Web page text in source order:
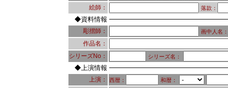
絵師： 落款：
◆資料情報
彫摺師： 画中人名：
作品名：
シリーズNo： シリーズ名：
◆上演情報
上演： 西暦： 和暦：